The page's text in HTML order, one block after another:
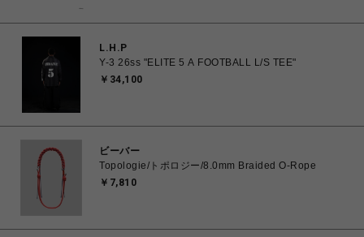
L.H.P
Y-3 26ss "ELITE 5 A FOOTBALL L/S TEE"
￥34,100
ビーバー
Topologie/トポロジー/8.0mm Braided O-Rope
￥7,810